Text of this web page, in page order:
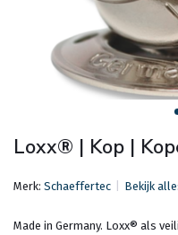
Loxx® | Kop |
Merk: Schaeffertec Bekijk
Made in Germany. Loxx® als